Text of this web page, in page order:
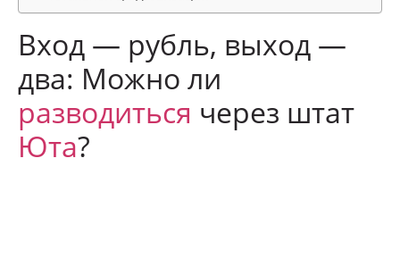
Вход — рубль, выход —
два: Можно ли
разводиться через штат
Юта?